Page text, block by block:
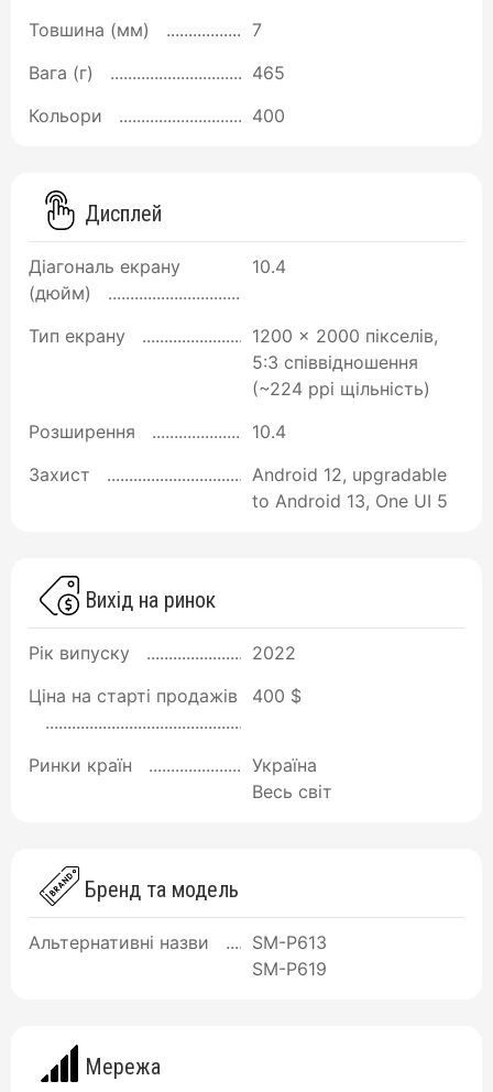
Товшина (мм)
7
Вага (г)
465
Кольори
400
Дисплей
Діагональ екрану
(дюйм)
10.4
Тип екрану
1200 x 2000 пікселів,
5:3 співвідношення
(~224 ppi щільність)
Розширення
10.4
Захист
Android 12, upgradable
to Android 13, One UI 5
Вихід на ринок
Рік випуску
2022
Ціна на старті продажів
400 $
Ринки країн
Україна
Весь світ
Бренд та модель
Альтернативні назви
SM-P613
SM-P619
Мережа